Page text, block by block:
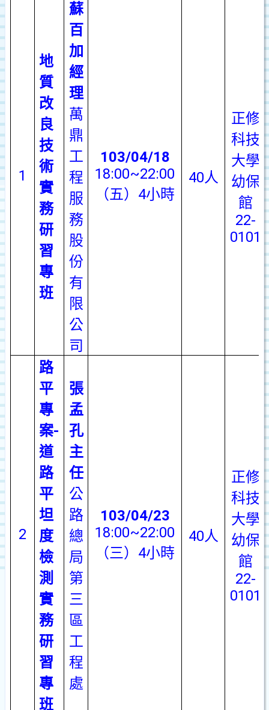
1
地
質
改
良
技
術
實
務
研
習
專
班
蘇
百
加
經
理
萬
鼎
工
程
服
務
股
份
有
限
公
司
103/04/18
18:00~22:00
（五） 4小時
40人
正修
科技
大學
幼保
館
22-
0101
2
路
平
專
案-
道
路
平
坦
度
檢
測
實
務
研
習
專
班
張
孟
孔
主
任
公
路
總
局
第
三
區
工
程
處
103/04/23
18:00~22:00
（三） 4小時
40人
正修
科技
大學
幼保
館
22-
0101